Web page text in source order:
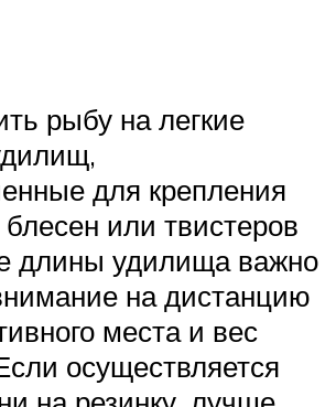
рыбу на легкие
для крепления
или твистеров
длины удилища важно
на дистанцию
места и вес
осуществляется